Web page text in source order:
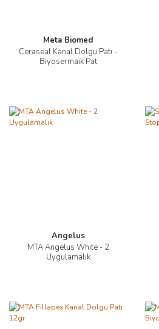
Meta Biomed
Ceraseal Kanal Dolgu Patı -
Biyosermaik Pat
Angelus
MTA Angelus White - 2
Uygulamalık